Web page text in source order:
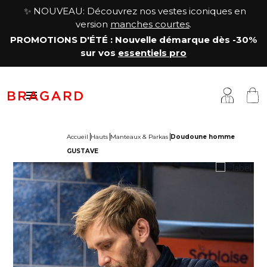
✨ NOUVEAU: Découvrez nos vestes iconiques en
version manches courtes.
PROMOTIONS D'ÉTÉ : Nouvelle démarque dès -30%
sur vos essentiels pro

& Jupes
& Chasubles
& Chaussettes
cuisine
boucher, charcutier, traiteur
fromager
service & hôtellerie
médicale
Maison
histoire
faire
& Collaborations
Accueil Hauts Manteaux & Parkas Doudoune homme
GUSTAVE